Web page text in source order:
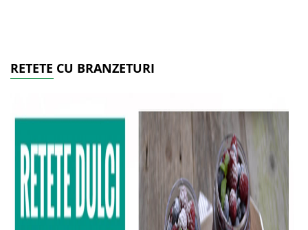
RETETE CU BRANZETURI